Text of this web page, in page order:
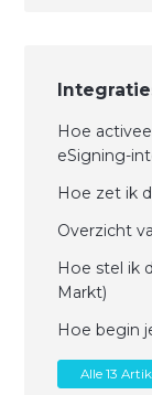
Hoe
eSigning-
Hoe zet ik
Overzicht
Hoe stel ik
Markt)
Hoe begin
Alle 13